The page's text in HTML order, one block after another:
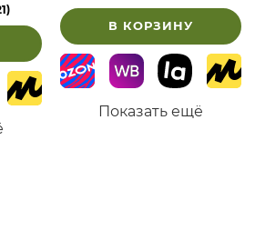
В КОРЗИНУ
Показать ещё